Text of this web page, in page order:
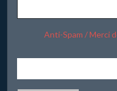
Anti-Spam / Merci